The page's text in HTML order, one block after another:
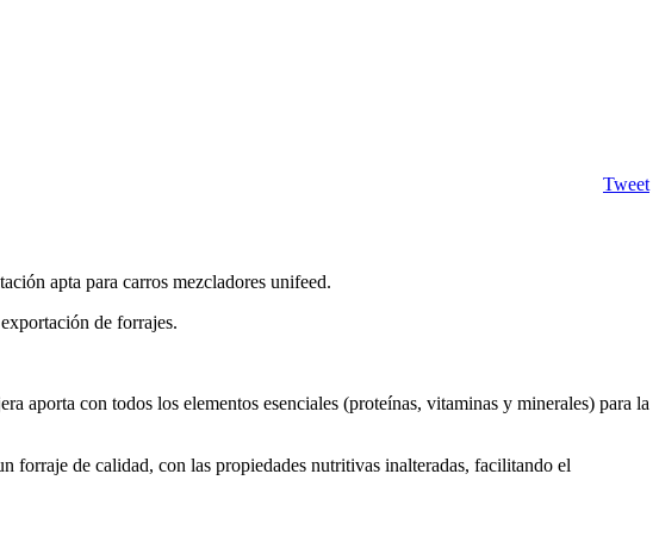
Tweet
apta para carros mezcladores unifeed.
de forrajes.
aporta con todos los elementos esenciales (proteínas, vitaminas y minerales) para la
forraje de calidad, con las propiedades nutritivas inalteradas, facilitando el